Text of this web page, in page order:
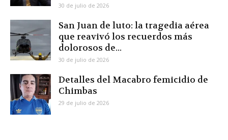
30 de julio de 2026
San Juan de luto: la tragedia aérea
que reavivó los recuerdos más
dolorosos de...
30 de julio de 2026
Detalles del Macabro femicidio de
Chimbas
29 de julio de 2026